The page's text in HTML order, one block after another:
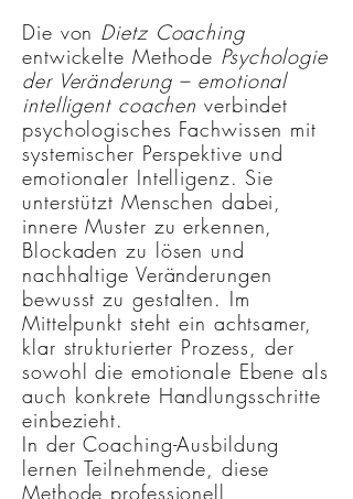
Die von Dietz Coaching
entwickelte Methode Psychologie
der Veränderung – emotional
intelligent coachen verbindet
psychologisches Fachwissen mit
systemischer Perspektive und
emotionaler Intelligenz. Sie
unterstützt Menschen dabei,
innere Muster zu erkennen,
Blockaden zu lösen und
nachhaltige Veränderungen
bewusst zu gestalten. Im
Mittelpunkt steht ein achtsamer,
klar strukturierter Prozess, der
sowohl die emotionale Ebene als
auch konkrete Handlungsschritte
einbezieht.
In der Coaching-Ausbildung
lernen Teilnehmende, diese
Methode professionell